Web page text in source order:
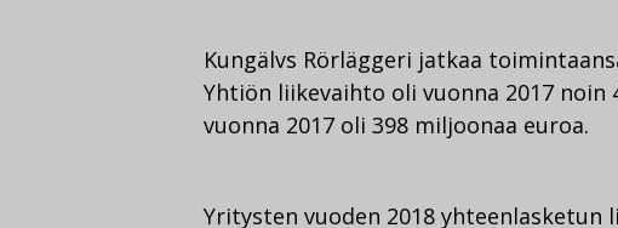
Kungälvs Rörläggeri jatkaa
Yhtiön liikevaihto oli vuonna 2017
vuonna 2017 oli 398 miljoonaa euroa.
Yritysten vuoden 2018 yhteenlasketun